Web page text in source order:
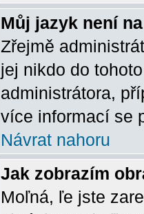
Můj jazyk není
Zřejmě
jej nikdo do
administrátora,
více informací se
Návrat nahoru
Jak zobrazím
Moľná, ľe jste